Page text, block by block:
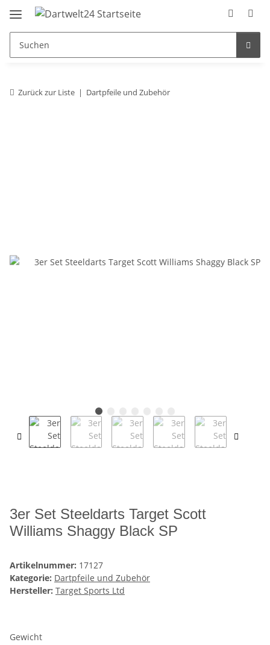
Zurück zur Liste Dartpfeile und Zubehör
3er Set Steeldarts Target Scott
Williams Shaggy Black SP
Artikelnummer: 17127
Kategorie: Dartpfeile und Zubehör
Hersteller: Target Sports Ltd
Gewicht